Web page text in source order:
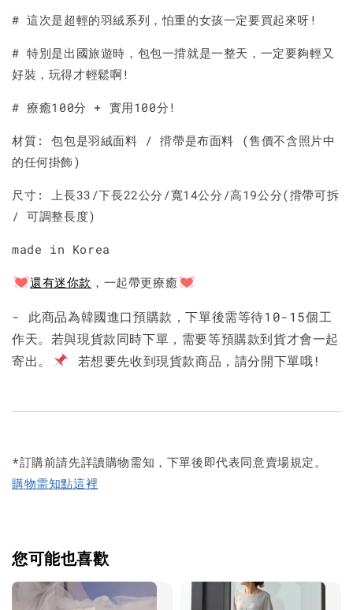
# 這次是超輕的羽絨系列，怕重的女孩一定要買起來呀!
# 特別是出國旅遊時，包包一揹就是一整天，一定要夠輕又
好裝，玩得才輕鬆啊!
# 療癒100分 + 實用100分!
材質: 包包是羽絨面料 / 揹帶是布面料 (售價不含照片中
的任何掛飾)
尺寸: 上長33/下長22公分/寬14公分/高19公分(揹帶可拆
/ 可調整長度)
made in Korea
還有迷你款 ，一起帶更療癒
- 此商品為韓國進口預購款，下單後需等待10-15個工
作天。若與現貨款同時下單，需要等預購款到貨才會一起
寄出。
若想要先收到現貨款商品，請分開下單哦!
*訂購前請先詳讀購物需知，下單後即代表同意賣場規定。
購物需知點這裡
您可能也喜歡